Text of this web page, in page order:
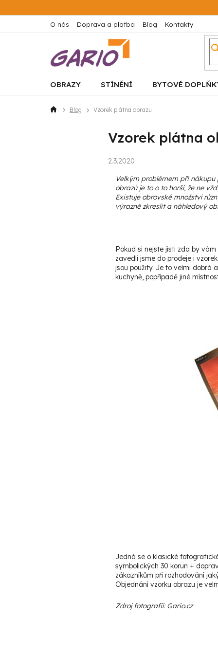
na
O nás Doprava a platba Blog Kontakty
OBRAZY STÍNĚNÍ BYTOVÉ
Domů Blog Vzorek plátna obrazu
Vzorek plátna
2.3.2020
Velkým problémem při
obrazů je to o to horší, že ne
Existuje obrovské množství
výrazně zkreslit a náhledový
Pokud si nejste jisti zda by
zavedli jsme do prodeje i
jsou použity. Je to velmi dobrá
kuchyně, popřípadě jiné
Jedná se o klasické
symbolických 30 korun +
zákazníkům při rozhodování
Objednání vzorku obrazu je
Zdroj fotografií: Gario.cz